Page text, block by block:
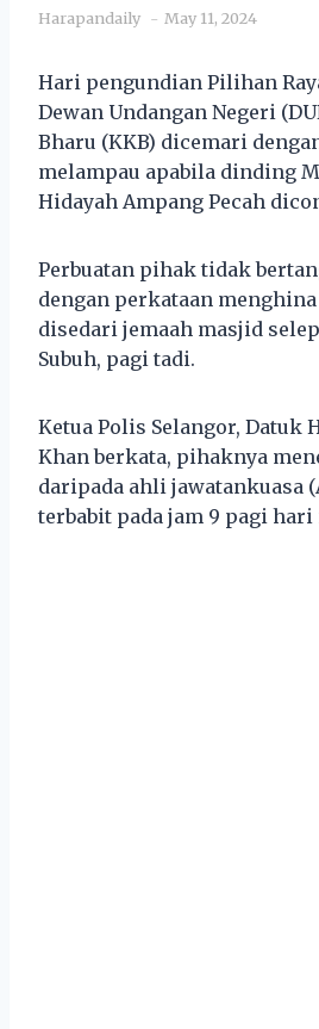
Harapandaily May 11, 2024
Hari pengundian Pilihan
Dewan Undangan Negeri
Bharu (KKB) dicemari
melampau apabila dinding
Hidayah Ampang Pecah
Perbuatan pihak tidak
dengan perkataan
disedari jemaah masjid
Subuh, pagi tadi.
Ketua Polis Selangor, Datuk
Khan berkata, pihaknya
daripada ahli jawatankuasa
terbabit pada jam 9 pagi